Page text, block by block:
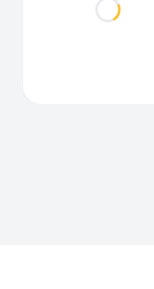
Loading...